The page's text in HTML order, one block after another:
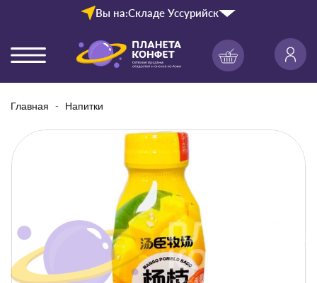
Вы на:Складе Уссурийск
Главная Напитки